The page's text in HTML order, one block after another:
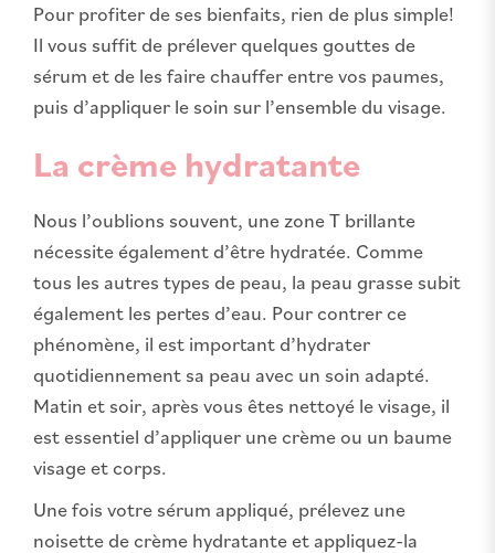
Pour profiter de ses bienfaits, rien de plus simple!
Il vous suffit de prélever quelques gouttes de
sérum et de les faire chauffer entre vos paumes,
puis d’appliquer le soin sur l’ensemble du visage.
La crème hydratante
Nous l’oublions souvent, une zone T brillante
nécessite également d’être hydratée. Comme
tous les autres types de peau, la peau grasse subit
également les pertes d’eau. Pour contrer ce
phénomène, il est important d’hydrater
quotidiennement sa peau avec un soin adapté.
Matin et soir, après vous êtes nettoyé le visage, il
est essentiel d’appliquer une crème ou un baume
visage et corps.
Une fois votre sérum appliqué, prélevez une
noisette de crème hydratante et appliquez-la